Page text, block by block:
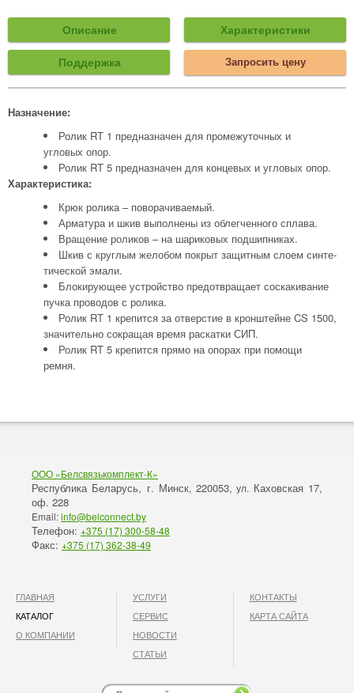
Описание Характеристики
Поддержка Запросить цену
Назначение:
Ролик RT 1 предназначен для промежуточных и
угловых опор.
Ролик RT 5 предназначен для концевых и угловых опор.
Характеристика:
Крюк ролика – поворачиваемый.
Арматура и шкив выполнены из облегченного сплава.
Вращение роликов – на шариковых подшипниках.
Шкив с круглым желобом покрыт защитным слоем синте-
тической эмали.
Блокирующее устройство предотвращает соскакивание
пучка проводов с ролика.
Ролик RT 1 крепится за отверстие в кронштейне CS 1500,
значительно сокращая время раскатки СИП.
Ролик RT 5 крепится прямо на опорах при помощи
ремня.
ООО «Белсвязькомплект-К»
Республика Беларусь, г. Минск, 220053, ул. Каховская 17,
оф. 228
Email:info@belconnect.by
Телефон: +375 (17) 300-58-48
Факс: +375 (17) 362-38-49
ГЛАВНАЯ
КАТАЛОГ
О КОМПАНИИ
УСЛУГИ
СЕРВИС
НОВОСТИ
СТАТЬИ
КОНТАКТЫ
КАРТА САЙТА